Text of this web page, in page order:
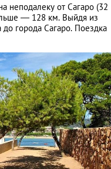
неподалеку от Сагаро (32
— 128 км. Выйдя из
до города Сагаро. Поездка